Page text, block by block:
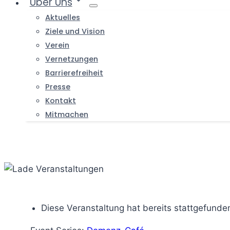
Aktuelles
Ziele und Vision
Verein
Vernetzungen
Barrierefreiheit
Presse
Kontakt
Mitmachen
Diese Veranstaltung hat bereits